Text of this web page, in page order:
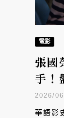
電影
張國
手！
剛健
2026/
華語影